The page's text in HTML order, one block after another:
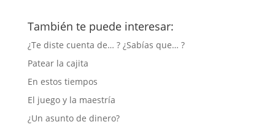
También te puede interesar:
¿Te diste cuenta de… ? ¿Sabías que… ?
Patear la cajita
En estos tiempos
El juego y la maestría
¿Un asunto de dinero?